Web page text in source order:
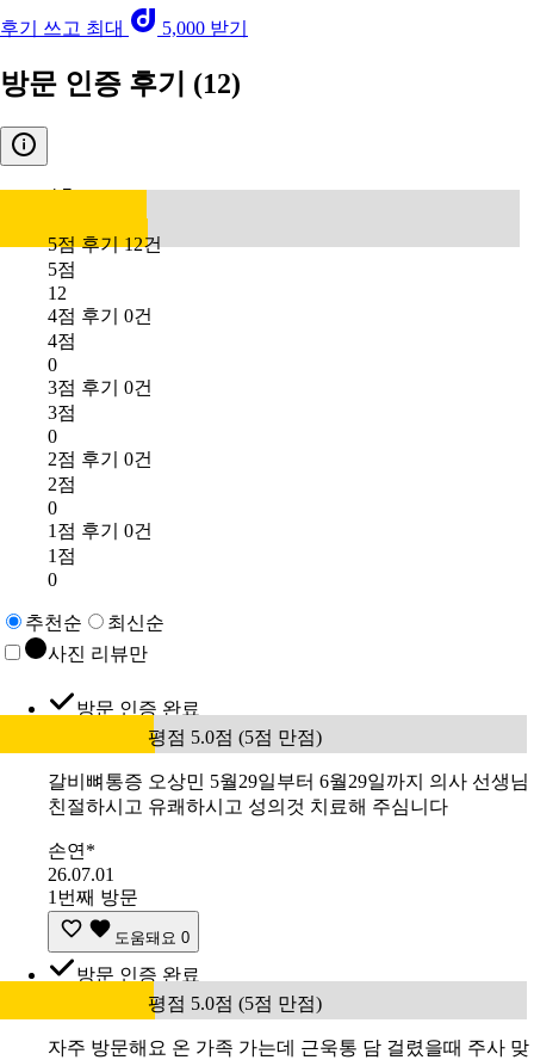
후기 쓰고 최대 5,000 받기
방문 인증 후기 (12)
4.7
5점 후기 12건
5점
12
4점 후기 0건
4점
0
3점 후기 0건
3점
0
2점 후기 0건
2점
0
1점 후기 0건
1점
0
추천순
최신순
사진 리뷰만
방문 인증 완료
평점 5.0점 (5점 만점)
갈비뼈통증 오상민 5월29일부터 6월29일까지 의사 선생님
친절하시고 유쾌하시고 성의것 치료해 주심니다
손연*
26.07.01
1번째 방문
도움돼요 0
방문 인증 완료
평점 5.0점 (5점 만점)
자주 방문해요 온 가족 가는데 근욱통 담 걸렸을때 주사 맞